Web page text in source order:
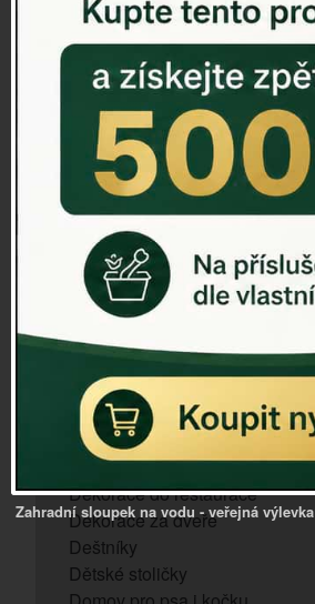
DEKORACE NA HROB
RETRO KONZOLE
Domovní čísla - litina
DEKORACE NA ZEĎ
ZVONKOHRA
ZVONY A ZVONKY
PTAČÍ KRMÍTKA
SLUNEČNÍ HODINY
Dózy na brambory a zeleninu
VÝPRODEJ - poslední kusy
Andělé, něžné sošky
Aroma lampy
Buddha soška
BUDKY PRO SÝKORKY
Budky pro vrabce
Bytový textil
Dárky pro muže
Dekorace do bytu
Dekorace do restaurace
Dekorace za dveře
Deštníky
Dětské stoličky
Zahradní sloupek na vodu - veřejná výlevka